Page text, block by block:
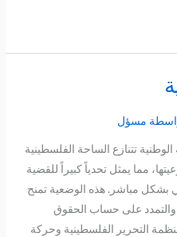
مسؤل
تتنازع الساحة الفلسطينية
مما يمثل تحدياً كبيراً للقضية
بشكل مباشر. هذه الوضعية تمنح
والتمدد على حساب الحقوق
التحرير الفلسطينية وحركة